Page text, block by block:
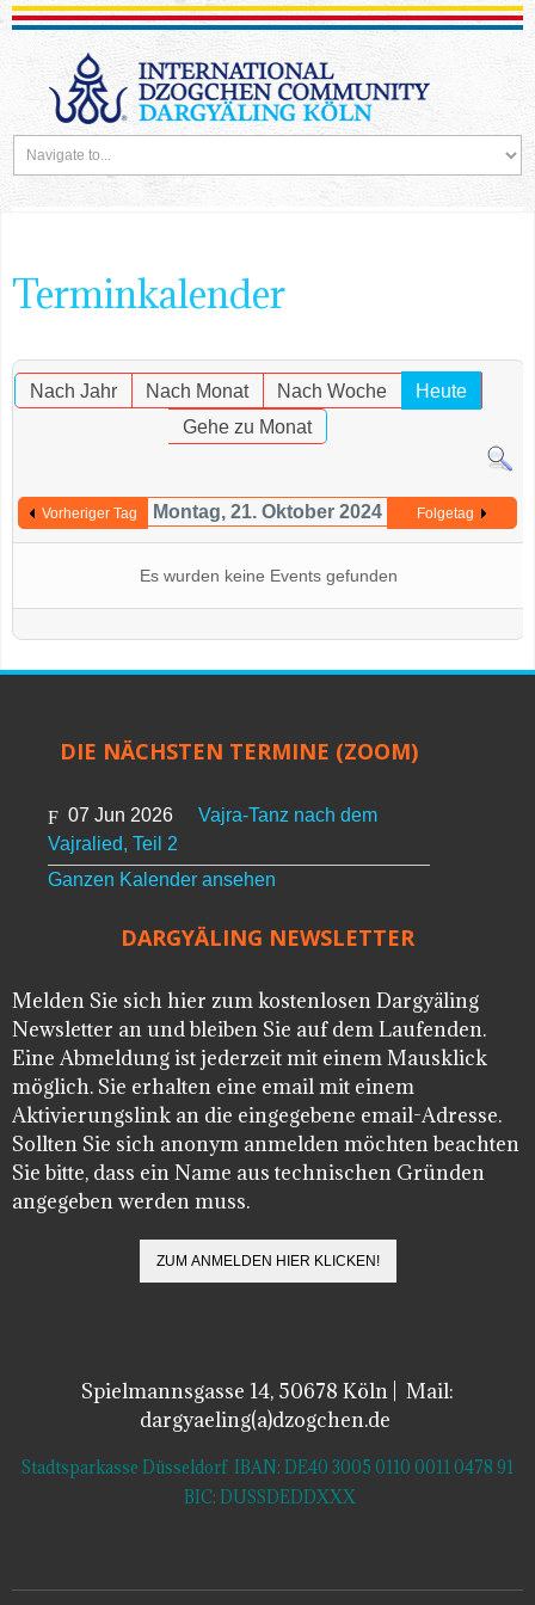
Terminkalender
Nach Jahr Nach Monat Nach Woche
Heute
Gehe zu Monat
Vorheriger Tag Montag, 21. Oktober 2024 Folgetag
Es wurden keine Events gefunden
DIE NÄCHSTEN TERMINE (ZOOM)
07 Jun 2026
Vajra-Tanz nach dem
Vajralied, Teil 2
Ganzen Kalender ansehen
DARGYÄLING NEWSLETTER
Melden Sie sich hier zum kostenlosen Dargyäling
Newsletter an und bleiben Sie auf dem Laufenden.
Eine Abmeldung ist jederzeit mit einem Mausklick
möglich. Sie erhalten eine email mit einem
Aktivierungslink an die eingegebene email-Adresse.
Sollten Sie sich anonym anmelden möchten beachten
Sie bitte, dass ein Name aus technischen Gründen
angegeben werden muss.
Spielmannsgasse 14, 50678 Köln | Mail:
dargyaeling(a)dzogchen.de
Stadtsparkasse Düsseldorf IBAN: DE40 3005 0110 0011 0478 91
BIC: DUSSDEDDXXX